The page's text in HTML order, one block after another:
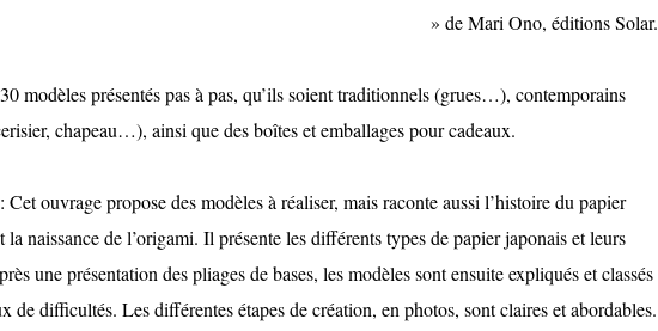
» de Mari Ono, éditions Solar.
modèles présentés pas à pas, qu’ils soient traditionnels (grues…), contemporains
chapeau…), ainsi que des boîtes et emballages pour cadeaux.
ouvrage propose des modèles à réaliser, mais raconte aussi l’histoire du papier
la naissance de l’origami. Il présente les différents types de papier japonais et leurs
une présentation des pliages de bases, les modèles sont ensuite expliqués et classés
de difficultés. Les différentes étapes de création, en photos, sont claires et abordables.